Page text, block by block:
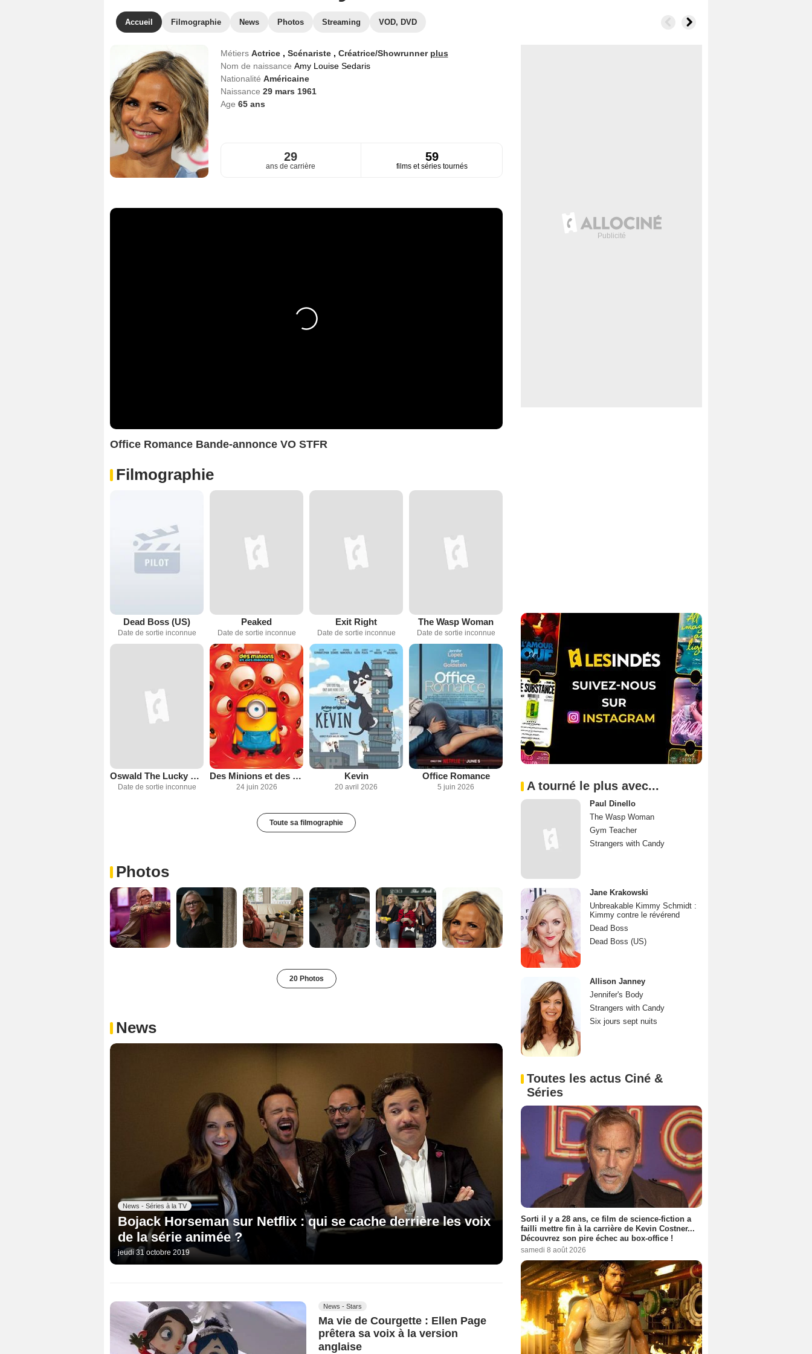
Accueil Filmographie News Photos Streaming VOD, DVD
Métiers Actrice , Scénariste , Créatrice/Showrunner plus
Nom de naissance Amy Louise Sedaris
Nationalité Américaine
Naissance 29 mars 1961
Age 65ans
29
ans de carrière
59
films et séries tournés
Office Romance Bande-annonce VO STFR
Filmographie
Dead Boss (US)
Date de sortie inconnue
Peaked
Date de sortie inconnue
Exit Right
Date de sortie inconnue
The Wasp Woman
Date de sortie inconnue
Oswald The Lucky Rabbit
Date de sortie inconnue
Des Minions et des monstres
24 juin 2026
Kevin
20 avril 2026
Office Romance
5 juin 2026
Toute sa filmographie
Photos
20 Photos
News
News - Séries à la TV
Bojack Horseman sur Netflix : qui se cache derrière les voix
de la série animée ?
jeudi 31 octobre 2019
News - Stars
Ma vie de Courgette : Ellen Page
prêtera sa voix à la version
anglaise
A tourné le plus avec...
Paul Dinello
The Wasp Woman
Gym Teacher
Strangers with Candy
Jane Krakowski
Unbreakable Kimmy Schmidt :
Kimmy contre le révérend
Dead Boss
Dead Boss (US)
Allison Janney
Jennifer's Body
Strangers with Candy
Six jours sept nuits
Toutes les actus Ciné &
Séries
Sorti il y a 28 ans, ce film de science-fiction a
failli mettre fin à la carrière de Kevin Costner...
Découvrez son pire échec au box-office !
samedi 8 août 2026